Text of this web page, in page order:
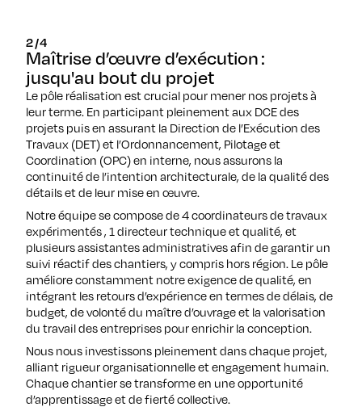
2/4
Maîtrise d’œuvre d’exécution :
jusqu'au bout du projet
Le pôle réalisation est crucial pour mener nos projets à
leur terme. En participant pleinement aux DCE des
projets puis en assurant la Direction de l’Exécution des
Travaux (DET) et l’Ordonnancement, Pilotage et
Coordination (OPC) en interne, nous assurons la
continuité de l’intention architecturale, de la qualité des
détails et de leur mise en œuvre.
Notre équipe se compose de 4 coordinateurs de travaux
expérimentés , 1 directeur technique et qualité, et
plusieurs assistantes administratives afin de garantir un
suivi réactif des chantiers, y compris hors région. Le pôle
améliore constamment notre exigence de qualité, en
intégrant les retours d’expérience en termes de délais, de
budget, de volonté du maître d’ouvrage et la valorisation
du travail des entreprises pour enrichir la conception.
Nous nous investissons pleinement dans chaque projet,
alliant rigueur organisationnelle et engagement humain.
Chaque chantier se transforme en une opportunité
d’apprentissage et de fierté collective.